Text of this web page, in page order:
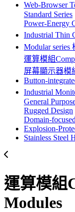
Web-Browser
Standard Series
Power-Energy
Industrial Thin
Modular
運算模組
屏幕顯示器模
Button-
Industrial
General
Rugged Design
Domain-focused
Explosion-
Stainless Steel
運算模組
Modules